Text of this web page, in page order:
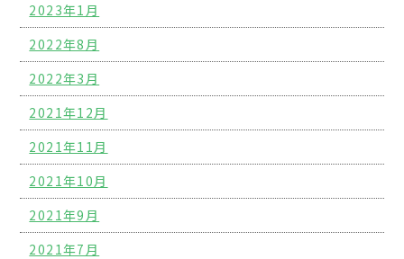
2023年1月
2022年8月
2022年3月
2021年12月
2021年11月
2021年10月
2021年9月
2021年7月